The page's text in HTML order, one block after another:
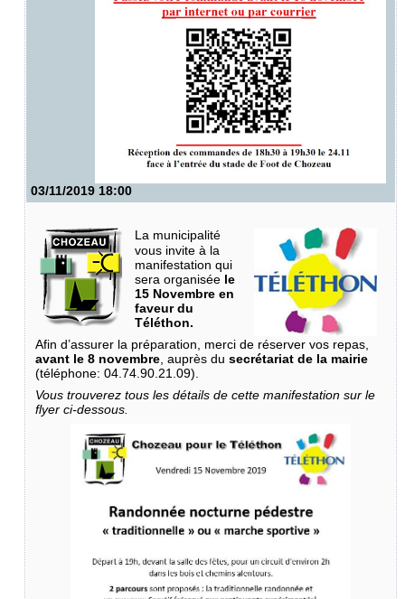
03/11/2019 18:00
La municipalité
vous invite à la
manifestation qui
sera organisée le
15 Novembre en
faveur du
Téléthon.
Afin d’assurer la préparation, merci de réserver vos repas,
avant le 8 novembre , auprès du secrétariat de la mairie
(téléphone: 04.74.90.21.09).
Vous trouverez tous les détails de cette manifestation sur le
flyer ci-dessous.